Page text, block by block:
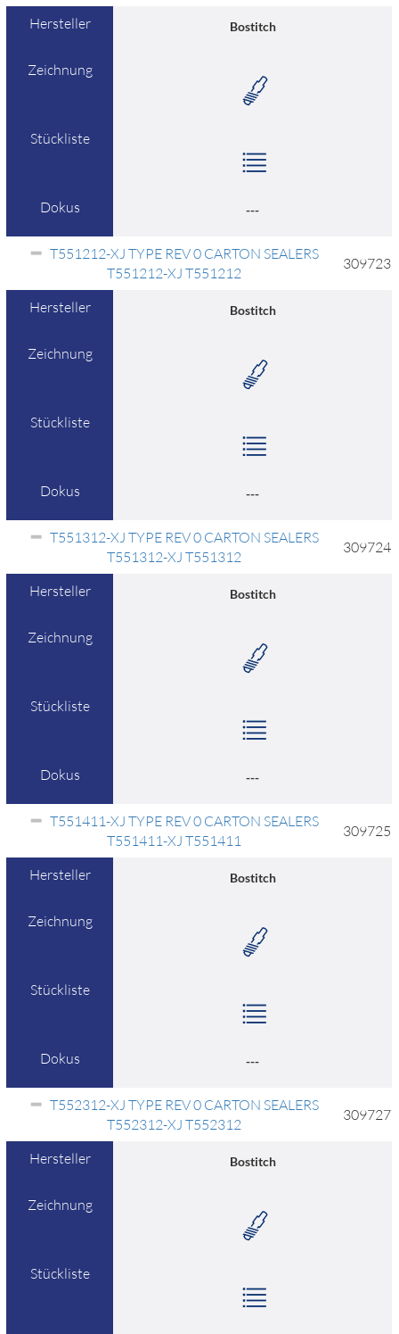
Hersteller Bostitch
Zeichnung
Stückliste
Dokus ---
T551212-XJ TYPE REV 0 CARTON SEALERS
T551212-XJ T551212
309723
Hersteller Bostitch
Zeichnung
Stückliste
Dokus ---
T551312-XJ TYPE REV 0 CARTON SEALERS
T551312-XJ T551312
309724
Hersteller Bostitch
Zeichnung
Stückliste
Dokus ---
T551411-XJ TYPE REV 0 CARTON SEALERS
T551411-XJ T551411
309725
Hersteller Bostitch
Zeichnung
Stückliste
Dokus ---
T552312-XJ TYPE REV 0 CARTON SEALERS
T552312-XJ T552312
309727
Hersteller Bostitch
Zeichnung
Stückliste